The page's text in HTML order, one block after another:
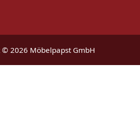
© 2026 Möbelpapst GmbH